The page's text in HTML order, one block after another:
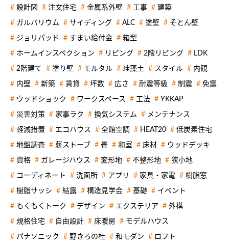
設計図 注文住宅 金属系外壁 工事 建築
ガルバリウム サイディング ALC 塗壁 そとん壁
ジョリパッド すまい給付金 箱型
ホームインスペクション リビング 2階リビング LDK
2階建て 塗り壁 モルタル 珪藻土 スタイル 内観
内壁 新築 賃貸 坪数 広さ 耐震等級 制震 免震
ウッドショック ワークスペース 工法 YKKAP
災害対策 家事ラク 換気システム メンテナンス
軽減措置 エコハウス 全館空調 HEAT20 低炭素住宅
地盤調査 薪ストーブ 畳 和室 床材 ウッドデッキ
資格 ガレージハウス 変形地 不整形地 狭小地
コーディネート 洗面所 アプリ 家具・家電 樹脂窓
樹脂サッシ 結露 構造見学会 基礎 イベント
もくもくトーク デザイン エクステリア 外構
規格住宅 自由設計 床暖房 モデルハウス
パナソニック 野きろの杜 和モダン ロフト